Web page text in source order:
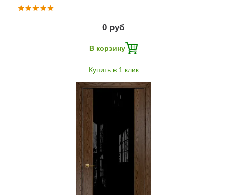
0 руб
В корзину
Купить в 1 клик
Быстрый просмотр